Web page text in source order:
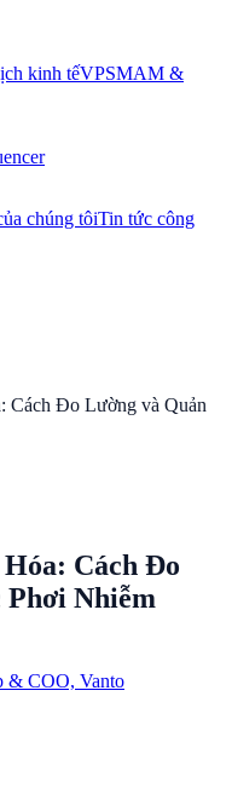
kinh tếVPSMAM &
chúng tôiTin tức công
Cách Đo Lường và Quản
Cách Đo
Nhiễm
& COO, Vanto